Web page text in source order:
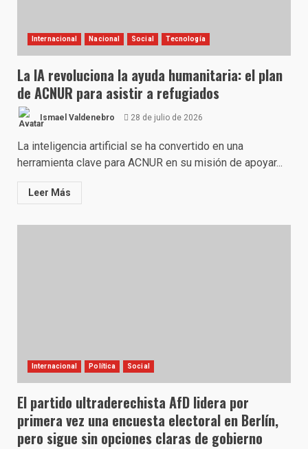
Internacional Nacional Social Tecnología
La IA revoluciona la ayuda humanitaria: el plan
de ACNUR para asistir a refugiados
Ismael Valdenebro 28 de julio de 2026
La inteligencia artificial se ha convertido en una
herramienta clave para ACNUR en su misión de apoyar...
Leer Más
Internacional Política Social
El partido ultraderechista AfD lidera por
primera vez una encuesta electoral en Berlín,
pero sigue sin opciones claras de gobierno